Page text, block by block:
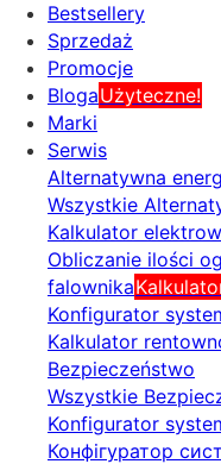
Bestsellery
Sprzedaż
Promocje
BlogaUżyteczne!
Marki
Serwis
Alternatywna
Wszystkie
Kalkulator
Obliczanie ilości
falownika
Konfigurator
Kalkulator
Bezpieczeństwo
Wszystkie
Konfigurator
Конфігуратор